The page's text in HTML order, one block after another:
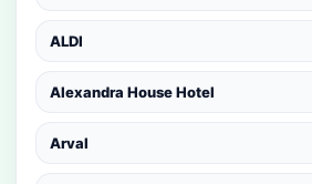
ALDI
Alexandra House Hotel
Arval